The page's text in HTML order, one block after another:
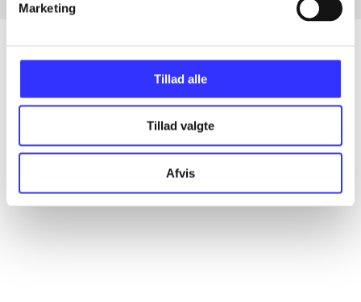
Marketing
Tillad alle
Tillad valgte
Afvis
Artikler
Alle registrerede artikler fordelt på udgivelser